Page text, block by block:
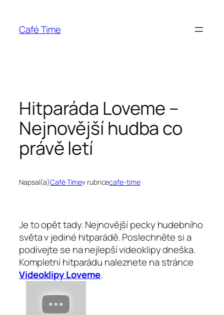
obsahCafé Time
Hitparáda Loveme –
Nejnovější hudba co
právě letí
Napsal(a)Café Timev rubricecafe-time
Je to opět tady. Nejnovější pecky hudebního
světa v jediné hitparádě. Poslechněte si a
podívejte se na nejlepší videoklipy dneška.
Kompletní hitparádu naleznete na stránce
Videoklipy Loveme.